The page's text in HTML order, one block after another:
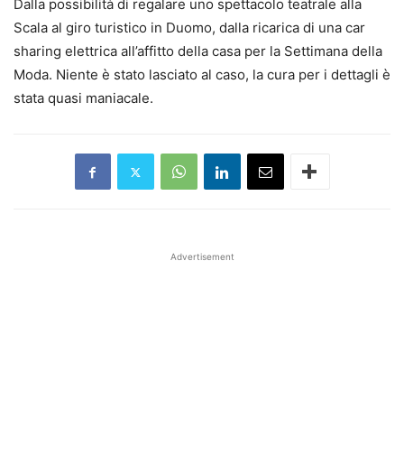
Dalla possibilità di regalare uno spettacolo teatrale alla
Scala al giro turistico in Duomo, dalla ricarica di una car
sharing elettrica all’affitto della casa per la Settimana della
Moda. Niente è stato lasciato al caso, la cura per i dettagli è
stata quasi maniacale.
Advertisement